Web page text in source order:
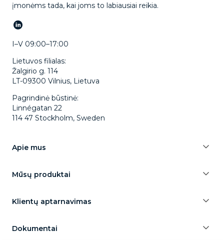
įmonėms tada, kai joms to labiausiai reikia.
I–V 09:00–17:00
Lietuvos filialas:
Žalgirio g. 114
LT-09300 Vilnius, Lietuva
Pagrindinė būstinė:
Linnégatan 22
114 47 Stockholm, Sweden
Apie mus
Mūsų produktai
Klientų aptarnavimas
Dokumentai